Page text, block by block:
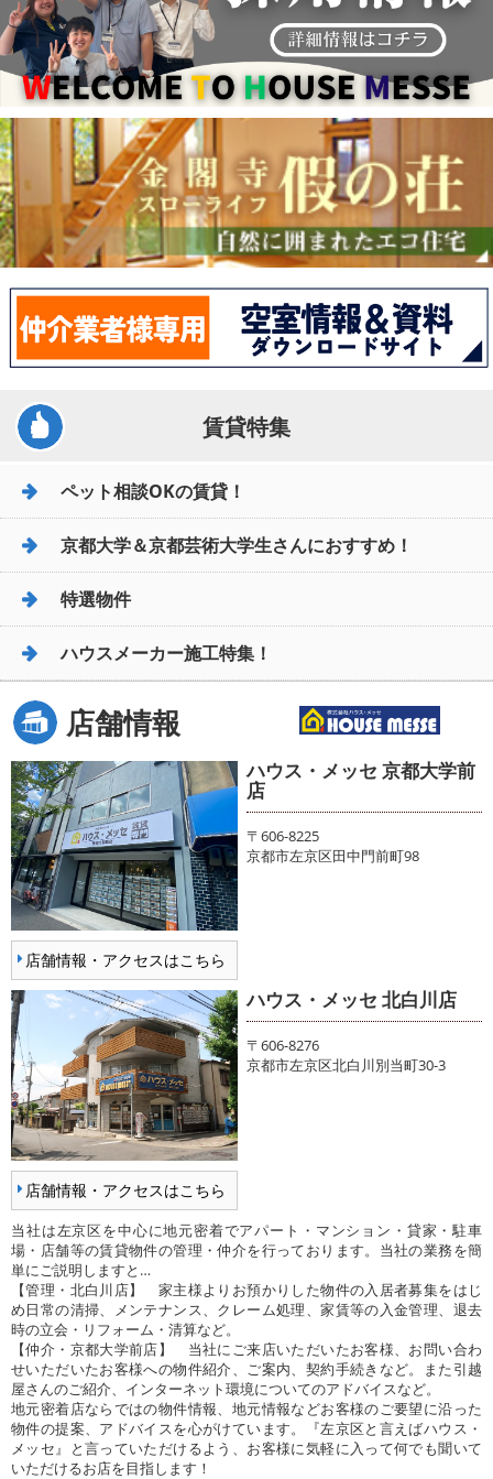
賃貸特集
ペット相談OKの賃貸！
京都大学＆京都芸術大学生さんにおすすめ！
特選物件
ハウスメーカー施工特集！
店舗情報
店舗情報・アクセスはこちら
ハウス・メッセ 京都大学前
店
〒606-8225
京都市左京区田中門前町98
店舗情報・アクセスはこちら
ハウス・メッセ 北白川店
〒606-8276
京都市左京区北白川別当町30-3
当社は左京区を中心に地元密着でアパート・マンション・貸家・駐車
場・店舗等の賃貸物件の管理・仲介を行っております。当社の業務を簡
単にご説明しますと…
【管理・北白川店】 家主様よりお預かりした物件の入居者募集をはじ
め日常の清掃、メンテナンス、クレーム処理、家賃等の入金管理、退去
時の立会・リフォーム・清算など。
【仲介・京都大学前店】 当社にご来店いただいたお客様、お問い合わ
せいただいたお客様への物件紹介、ご案内、契約手続きなど。また引越
屋さんのご紹介、インターネット環境についてのアドバイスなど。
地元密着店ならではの物件情報、地元情報などお客様のご要望に沿った
物件の提案、アドバイスを心がけています。『左京区と言えばハウス・
メッセ』と言っていただけるよう、お客様に気軽に入って何でも聞いて
いただけるお店を目指します！